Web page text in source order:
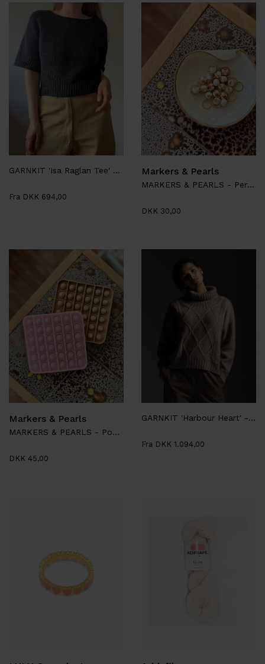
GARNKIT 'Isa Raglan Tee' - Aegyoknit
Fra DKK 694,00
Markers & Pearls
MARKERS & PEARLS - Perlemarkør, Porcelæn
DKK 30,00
Markers & Pearls
MARKERS & PEARLS - Pop It Tæller
DKK 45,00
GARNKIT 'Harbour Heart' - Sanastrik
Fra DKK 1.094,00